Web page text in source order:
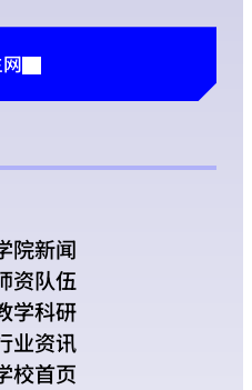
院新闻
资队伍
学科研
业资讯
校首页